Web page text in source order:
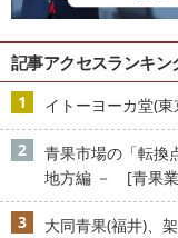
記事アクセスランキン
イトーヨーカ堂(
青果市場の「転
地方編 － [青果
大同青果(福井)、